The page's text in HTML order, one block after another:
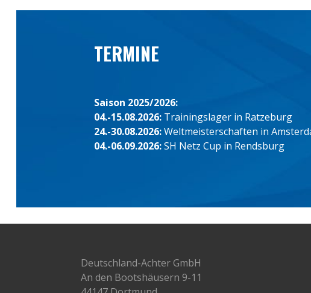
TERMINE
Saison 2025/2026:
04.-15.08.2026: Trainingslager in Ratzeburg
24.-30.08.2026:Weltmeisterschaften in
04.-06.09.2026:SH Netz Cup in Rendsburg
Deutschland-Achter GmbH
An den Bootshäusern 9-11